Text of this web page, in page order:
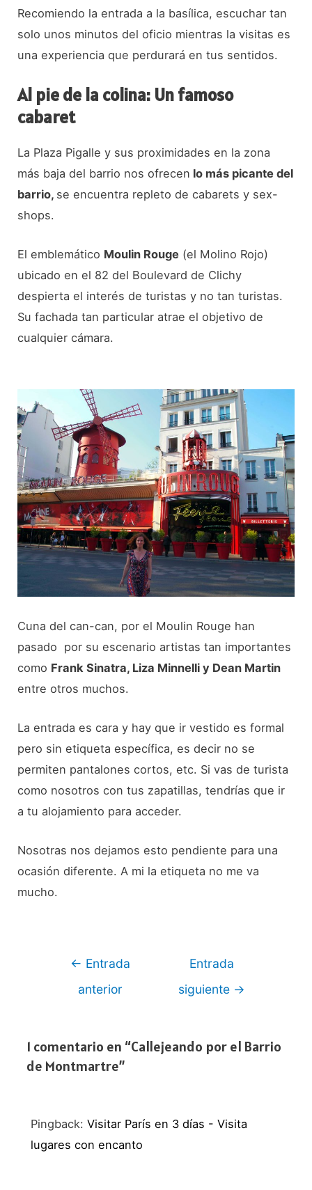
Recomiendo la entrada a la basílica, escuchar tan
solo unos minutos del oficio mientras la visitas es
una experiencia que perdurará en tus sentidos.
Al pie de la colina: Un famoso
cabaret
La Plaza Pigalle y sus proximidades en la zona
más baja del barrio nos ofrecen lo más picante del
barrio, se encuentra repleto de cabarets y sex-
shops.
El emblemático Moulin Rouge (el Molino Rojo)
ubicado en el 82 del Boulevard de Clichy
despierta el interés de turistas y no tan turistas.
Su fachada tan particular atrae el objetivo de
cualquier cámara.
Cuna del can-can, por el Moulin Rouge han
pasado por su escenario artistas tan importantes
como Frank Sinatra, Liza Minnelli y Dean Martin
entre otros muchos.
La entrada es cara y hay que ir vestido es formal
pero sin etiqueta específica, es decir no se
permiten pantalones cortos, etc. Si vas de turista
como nosotros con tus zapatillas, tendrías que ir
a tu alojamiento para acceder.
Nosotras nos dejamos esto pendiente para una
ocasión diferente. A mi la etiqueta no me va
mucho.
Navegación
← Entrada
anterior
Entrada
siguiente →
1 comentario en “Callejeando por el Barrio
de Montmartre”
Pingback: Visitar París en 3 días - Visita
lugares con encanto